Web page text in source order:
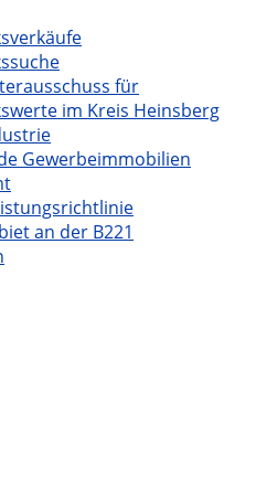
für
im Kreis Heinsberg
Gewerbeimmobilien
an der B221